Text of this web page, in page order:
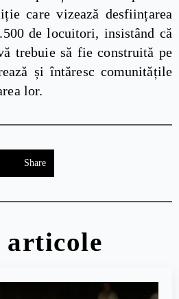
care vizează desființarea
de locuitori, insistând că
trebuie să fie construită pe
și întăresc comunitățile
lor.
Share
articole